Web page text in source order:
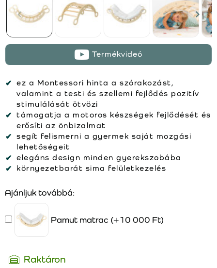
Termékvideó
ez a Montessori hinta a szórakozást,
valamint a testi és szellemi fejlődés pozitív
stimulálását ötvözi
támogatja a motoros készségek fejlődését és
erősíti az önbizalmat
segít felismerni a gyermek saját mozgási
lehetőségeit
elegáns design minden gyerekszobába
környezetbarát sima felületkezelés
Raktáron
Ajánljuk továbbá:
Pamut matrac (+10 000 Ft)